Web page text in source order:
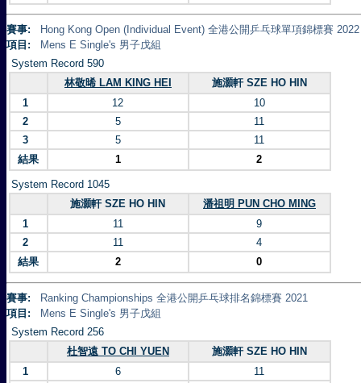
賽事:
Hong Kong Open (Individual Event) 全港公開乒乓球單項錦標賽 2022
項目:
Mens E Single's 男子戊組
System Record 590
林敬晞 LAM KING HEI
施灝軒 SZE HO HIN
1
12
10
2
5
11
3
5
11
結果
1 2
System Record 1045
施灝軒 SZE HO HIN
潘祖明 PUN CHO MING
1
11
9
2
11
4
結果
2 0
賽事:
Ranking Championships 全港公開乒乓球排名錦標賽 2021
項目:
Mens E Single's 男子戊組
System Record 256
杜智遠 TO CHI YUEN
施灝軒 SZE HO HIN
1
6
11